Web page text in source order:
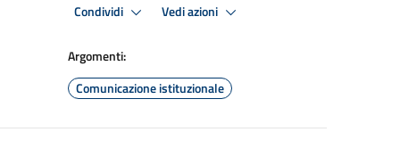
Condividi Vedi azioni
Argomenti:
Comunicazione istituzionale